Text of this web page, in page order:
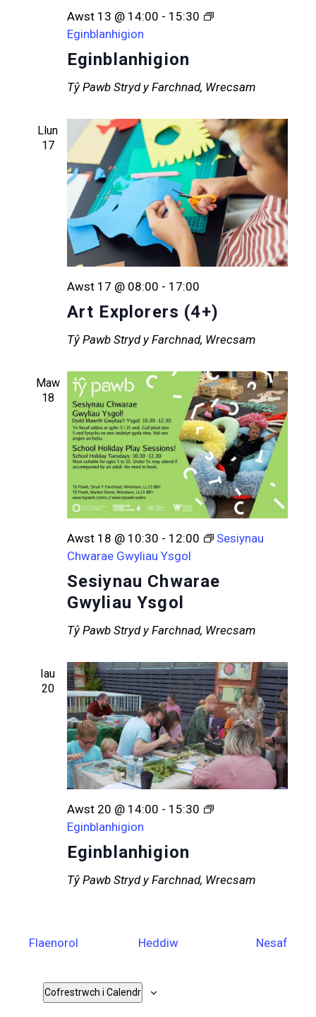
Eginblanhigion
Awst 13 @ 14:00 - 15:30
Eginblanhigion
Tŷ Pawb Stryd y Farchnad, Wrecsam
Llun
17
Art Explorers (4+)
Awst 17 @ 08:00 - 17:00
Tŷ Pawb Stryd y Farchnad, Wrecsam
Maw
18
Sesiynau Chwarae
Gwyliau Ysgol
Awst 18 @ 10:30 - 12:00
Sesiynau
Chwarae Gwyliau Ysgol
Tŷ Pawb Stryd y Farchnad, Wrecsam
Iau
20
Eginblanhigion
Awst 20 @ 14:00 - 15:30
Eginblanhigion
Tŷ Pawb Stryd y Farchnad, Wrecsam
FlaenorolDigwyddiadauHeddiw Nesaf
Cofrestrwch i Calendr